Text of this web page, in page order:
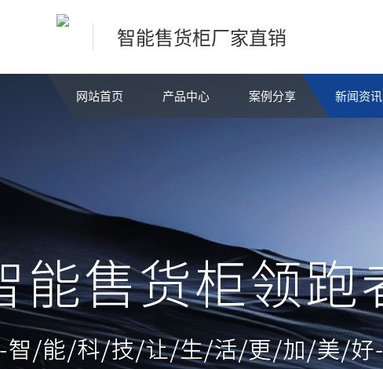
智能售货柜厂家直销
网站首页 产品中心 案例分享 新闻资讯